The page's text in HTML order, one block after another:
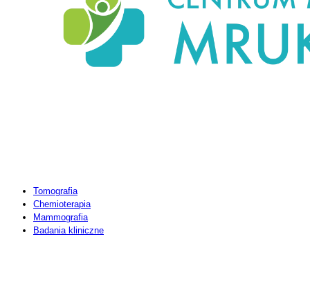
Tomografia
Chemioterapia
Mammografia
Badania kliniczne